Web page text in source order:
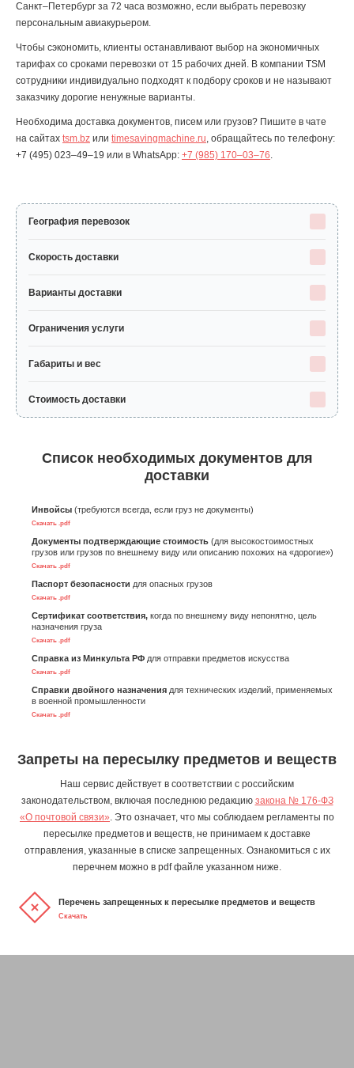
Санкт–Петербург за 72 часа возможно, если выбрать перевозку
персональным авиакурьером.
Чтобы сэкономить, клиенты останавливают выбор на экономичных
тарифах со сроками перевозки от 15 рабочих дней. В компании TSM
сотрудники индивидуально подходят к подбору сроков и не называют
заказчику дорогие ненужные варианты.
Необходима доставка документов, писем или грузов? Пишите в чате
на сайтах tsm.bz или timesavingmachine.ru, обращайтесь по телефону:
+7 (495) 023–49–19 или в WhatsApp: +7 (985) 170–03–76.
География перевозок
Скорость доставки
Варианты доставки
Ограничения услуги
Габариты и вес
Стоимость доставки
Список необходимых документов для
доставки
Инвойсы (требуются всегда, если груз не документы)
Скачать .pdf
Документы подтверждающие стоимость (для высокостоимостных
грузов или грузов по внешнему виду или описанию похожих на «дорогие»)
Скачать .pdf
Паспорт безопасности для опасных грузов
Скачать .pdf
Сертификат соответствия, когда по внешнему виду непонятно, цель
назначения груза
Скачать .pdf
Справка из Минкульта РФ для отправки предметов искусства
Скачать .pdf
Справки двойного назначения для технических изделий, применяемых
в военной промышленности
Скачать .pdf
Запреты на пересылку предметов и веществ
Наш сервис действует в соответствии с российским
законодательством, включая последнюю редакцию закона № 176-ФЗ
«О почтовой связи». Это означает, что мы соблюдаем регламенты по
пересылке предметов и веществ, не принимаем к доставке
отправления, указанные в списке запрещенных. Ознакомиться с их
перечнем можно в pdf файле указанном ниже.
Перечень запрещенных к пересылке предметов и веществ
Скачать